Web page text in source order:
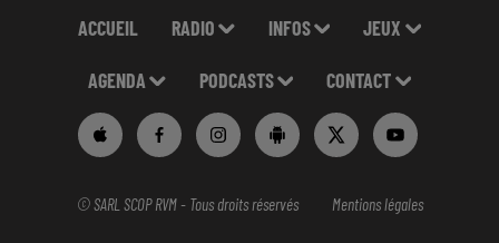
ACCUEIL RADIO INFOS JEUX
AGENDA PODCASTS CONTACT
© SARL SCOP RVM - Tous droits réservés Mentions légales